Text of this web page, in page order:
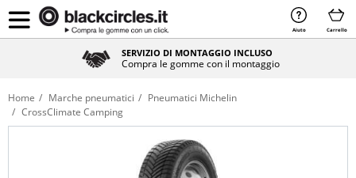
Aiuto Carrello
SERVIZIO DI MONTAGGIO INCLUSO
Compra le gomme con il montaggio
Home Marche pneumatici
Pneumatici Michelin
CrossClimate Camping